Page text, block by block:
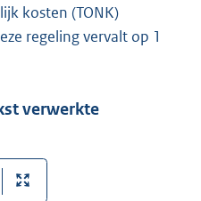
kosten (TONK)
regeling vervalt op 1
verwerkte